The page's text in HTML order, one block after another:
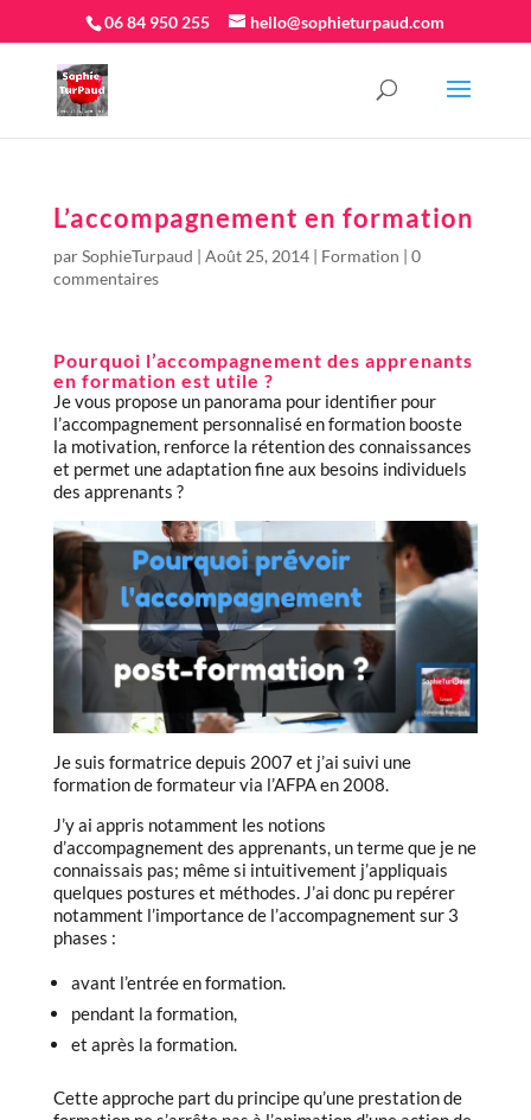
06 84 950 255 hello@sophieturpaud.com
L’accompagnement en formation
parSophieTurpaud | Août 25, 2014| Formation | 0
commentaires
Pourquoi l’accompagnement des apprenants
en formation est utile ?
Je vous propose un panorama pour identifier pour
l’accompagnement personnalisé en formation booste
la motivation, renforce la rétention des connaissances
et permet une adaptation fine aux besoins individuels
des apprenants ?
Je suis formatrice depuis 2007 et j’ai suivi une
formation de formateur via l’AFPA en 2008.
J’y ai appris notamment les notions
d’accompagnement des apprenants, un terme que je ne
connaissais pas; même si intuitivement j’appliquais
quelques postures et méthodes. J’ai donc pu repérer
notamment l’importance de l’accompagnement sur 3
phases :
avant l’entrée en formation.
pendant la formation,
et après la formation.
Cette approche part du principe qu’une prestation de